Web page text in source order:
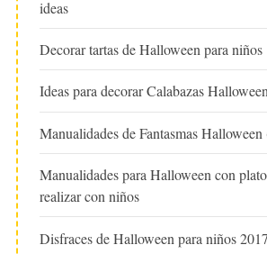
ideas
Decorar tartas de Halloween para niños
Ideas para decorar Calabazas
Manualidades de Fantasmas
Manualidades para Halloween con
realizar con niños
Disfraces de Halloween para niños 2017